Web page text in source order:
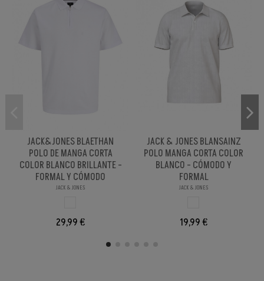
JACK&JONES BLAETHAN
POLO DE MANGA CORTA
COLOR BLANCO BRILLANTE -
FORMAL Y CÓMODO
JACK & JONES
29,99 €
JACK & JONES BLANSAINZ
POLO MANGA CORTA COLOR
BLANCO - CÓMODO Y
FORMAL
JACK & JONES
19,99 €